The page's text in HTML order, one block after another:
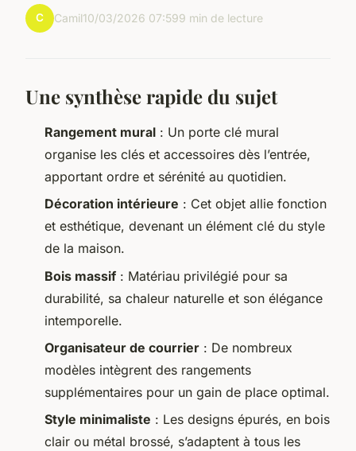
C Camil10/03/2026 07:599 min de lecture
Une synthèse rapide du sujet
Rangement mural : Un porte clé mural
organise les clés et accessoires dès l’entrée,
apportant ordre et sérénité au quotidien.
Décoration intérieure : Cet objet allie fonction
et esthétique, devenant un élément clé du style
de la maison.
Bois massif : Matériau privilégié pour sa
durabilité, sa chaleur naturelle et son élégance
intemporelle.
Organisateur de courrier : De nombreux
modèles intègrent des rangements
supplémentaires pour un gain de place optimal.
Style minimaliste : Les designs épurés, en bois
clair ou métal brossé, s’adaptent à tous les